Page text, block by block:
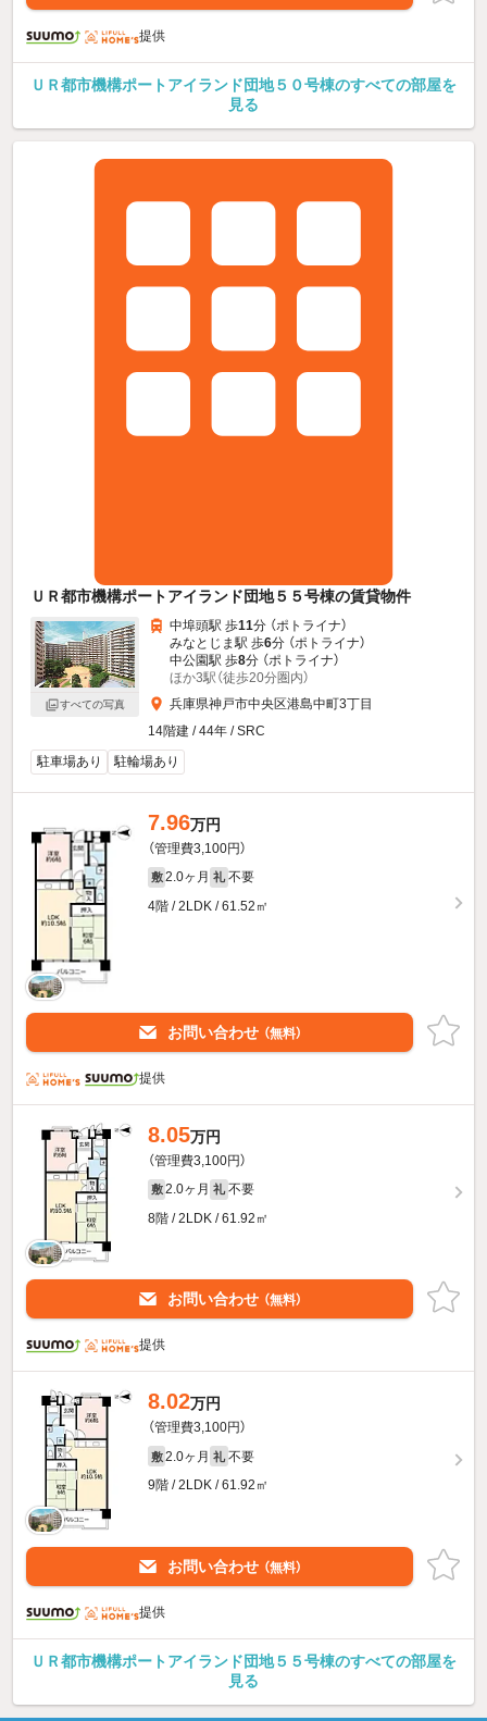
提供
ＵＲ都市機構ポートアイランド団地５０号棟のすべての部屋を
見る
ＵＲ都市機構ポートアイランド団地５５号棟の賃貸物件
すべての写真
中埠頭駅 歩11分 （ポトライナ）
みなとじま駅 歩6分 （ポトライナ）
中公園駅 歩8分 （ポトライナ）
ほか3駅（徒歩20分圏内）
兵庫県神戸市中央区港島中町3丁目
14階建 / 44年 / SRC
駐車場あり
駐輪場あり
7.96万円
（管理費3,100円）
敷 2.0ヶ月 礼 不要
4階 / 2LDK / 61.52㎡
お問い合わせ （無料）
提供
8.05万円
（管理費3,100円）
敷 2.0ヶ月 礼 不要
8階 / 2LDK / 61.92㎡
お問い合わせ （無料）
提供
8.02万円
（管理費3,100円）
敷 2.0ヶ月 礼 不要
9階 / 2LDK / 61.92㎡
お問い合わせ （無料）
提供
ＵＲ都市機構ポートアイランド団地５５号棟のすべての部屋を
見る